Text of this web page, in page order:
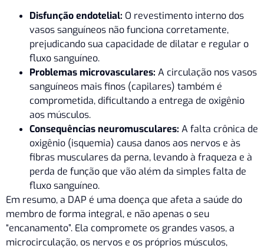
Disfunção endotelial: O revestimento interno dos
vasos sanguíneos não funciona corretamente,
prejudicando sua capacidade de dilatar e regular o
fluxo sanguíneo.
Problemas microvasculares: A circulação nos vasos
sanguíneos mais finos (capilares) também é
comprometida, dificultando a entrega de oxigênio
aos músculos.
Consequências neuromusculares: A falta crônica de
oxigênio (isquemia) causa danos aos nervos e às
fibras musculares da perna, levando à fraqueza e à
perda de função que vão além da simples falta de
fluxo sanguíneo.
Em resumo, a DAP é uma doença que afeta a saúde do
membro de forma integral, e não apenas o seu
“encanamento”. Ela compromete os grandes vasos, a
microcirculação, os nervos e os próprios músculos,